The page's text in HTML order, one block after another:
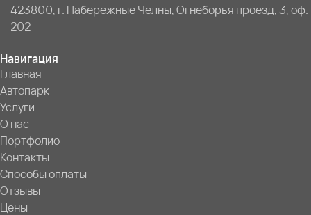
423800, г. Набережные Челны, Огнеборья проезд, 3, оф.
202
Навигация
Главная
Автопарк
Услуги
О нас
Портфолио
Контакты
Способы оплаты
Отзывы
Цены